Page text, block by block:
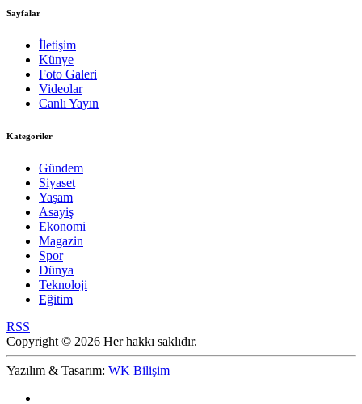
Sayfalar
İletişim
Künye
Foto Galeri
Videolar
Canlı Yayın
Kategoriler
Gündem
Siyaset
Yaşam
Asayiş
Ekonomi
Magazin
Spor
Dünya
Teknoloji
Eğitim
RSS
Copyright © 2026 Her hakkı saklıdır.
Yazılım & Tasarım: WK Bilişim